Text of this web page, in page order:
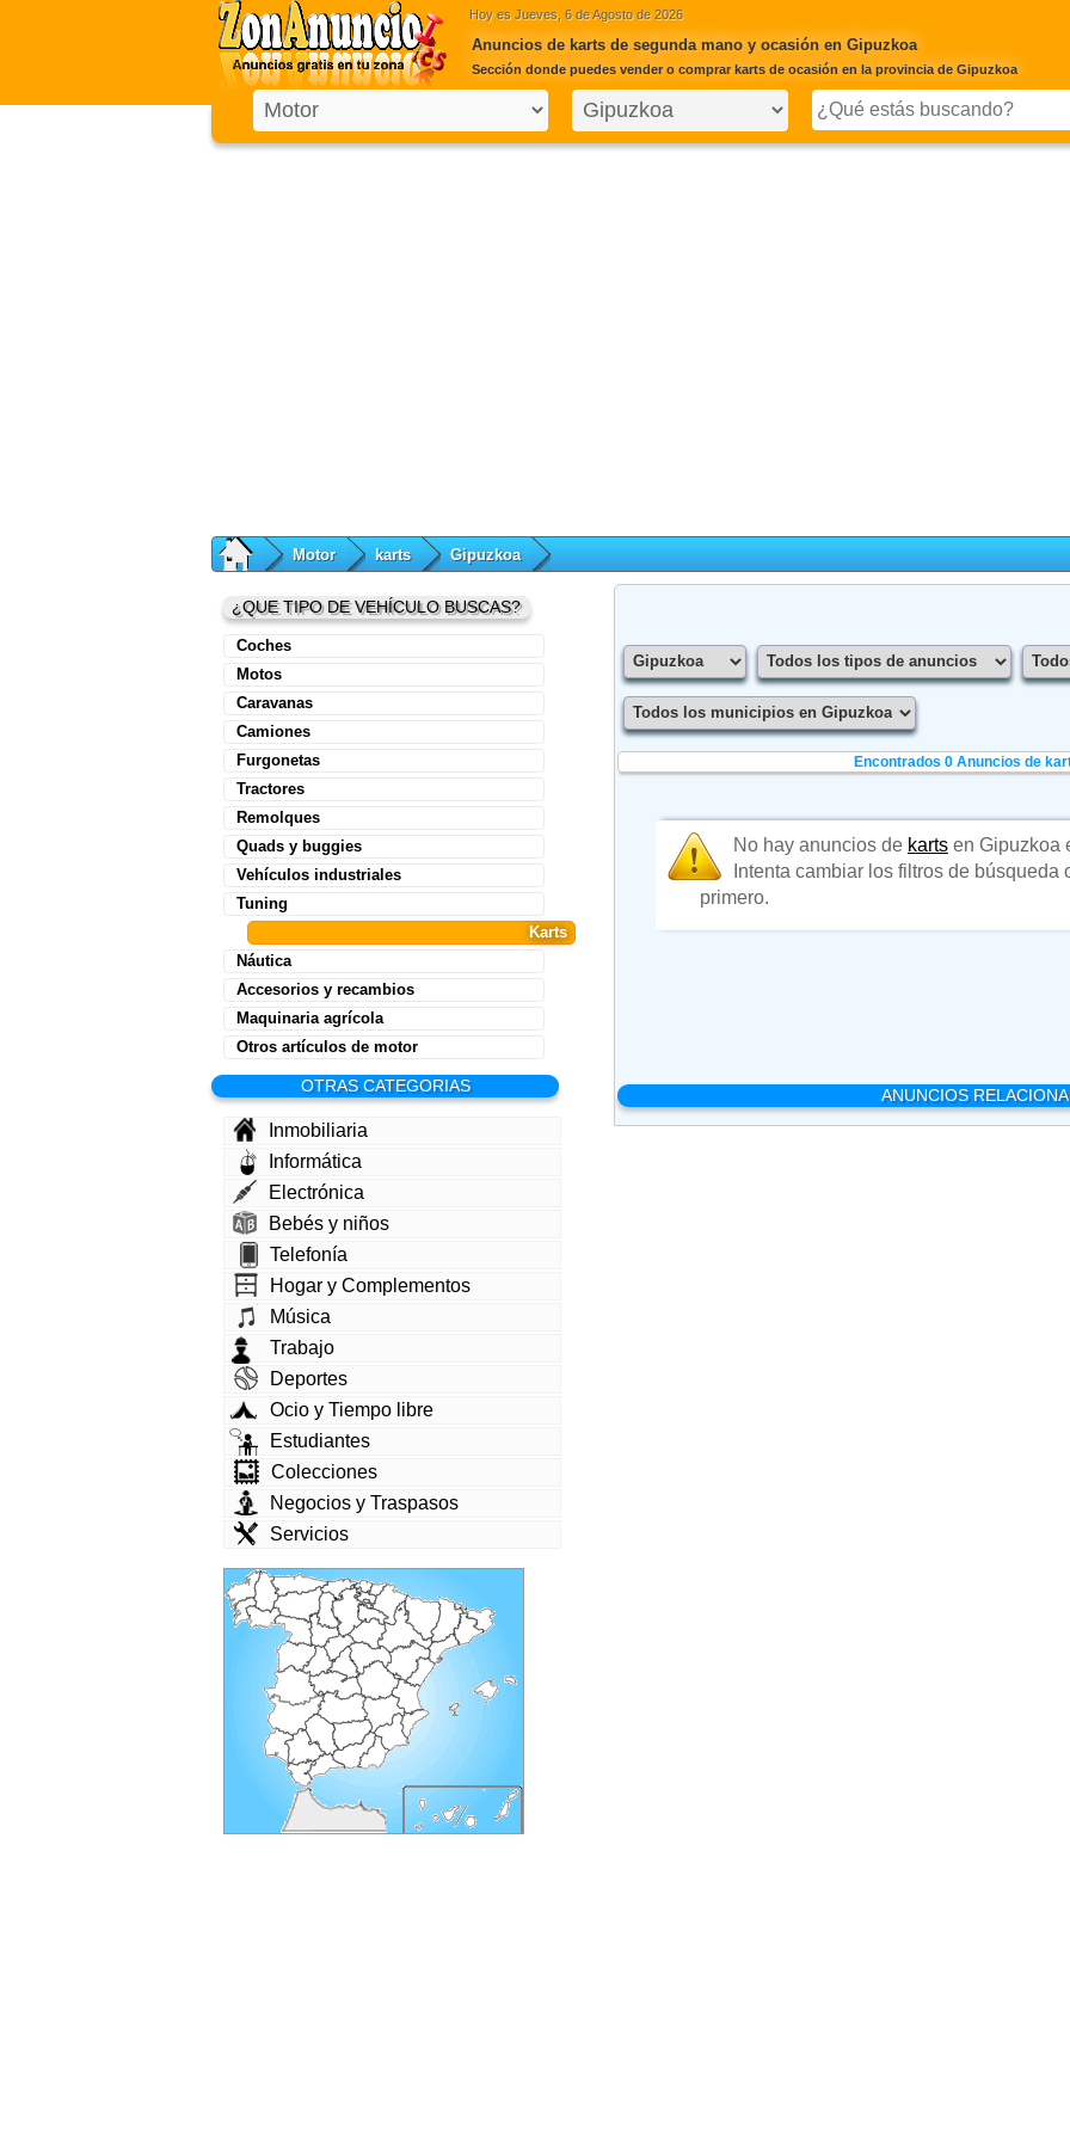
Hoy es Jueves, 6 de Agosto de 2026
Anuncios de karts de segunda mano y ocasión en Gipuzkoa
Sección donde puedes vender o comprar karts de ocasión en la provincia de Gipuzkoa
Motor karts Gipuzkoa
¿QUE TIPO DE VEHÍCULO BUSCAS?
Coches
Motos
Caravanas
Camiones
Furgonetas
Tractores
Remolques
Quads y buggies
Vehículos industriales
Tuning
Karts
Náutica
Accesorios y recambios
Maquinaria agrícola
Otros artículos de motor
OTRAS CATEGORIAS
Inmobiliaria
Informática
Electrónica
Bebés y niños
Telefonía
Hogar y Complementos
Música
Trabajo
Deportes
Ocio y Tiempo libre
Estudiantes
Colecciones
Negocios y Traspasos
Servicios
Encontrados 0Anuncios de
No hay anuncios de kartsen Gipuzkoa
Intenta cambiar los filtros de búsqueda
primero.
ANUNCIOS